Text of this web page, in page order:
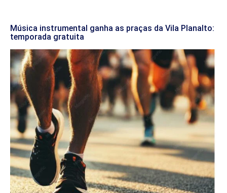
Música instrumental ganha as praças da Vila Planalto:
temporada gratuita